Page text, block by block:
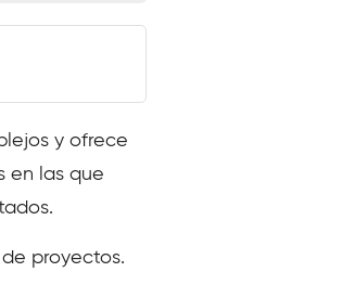
y ofrece
en las que
proyectos.